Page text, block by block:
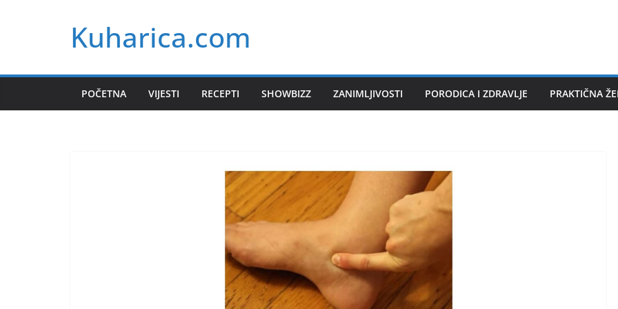
Kuharica.com
POČETNA VIJESTI RECEPTI SHOWBIZZ ZANIMLJIVOSTI PORODICA I ZDRAVLJE PRAKTIČNA